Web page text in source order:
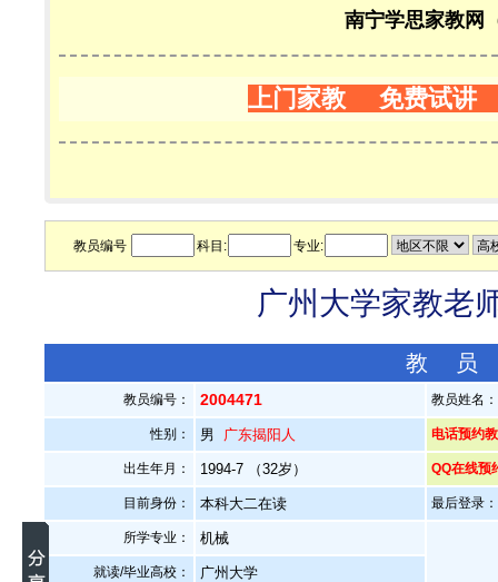
南宁学思家教网
上门家教 免费试讲
教员编号 科目: 专业:
广州大学家教老
教
教员编号： 2004471 教员姓名
性别： 男 广东揭阳人 电话预约
出生年月： 1994-7 （32岁） QQ在线预
目前身份： 本科大二在读 最后登录
所学专业： 机械
就读/毕业高校： 广州大学